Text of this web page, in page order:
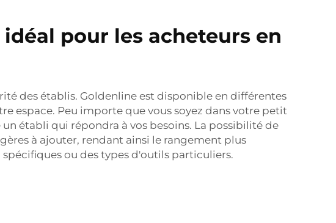
pour les acheteurs en
des établis. Goldenline est disponible en différentes
espace. Peu importe que vous soyez dans votre petit
établi qui répondra à vos besoins. La possibilité de
à ajouter, rendant ainsi le rangement plus
ou des types d'outils particuliers.